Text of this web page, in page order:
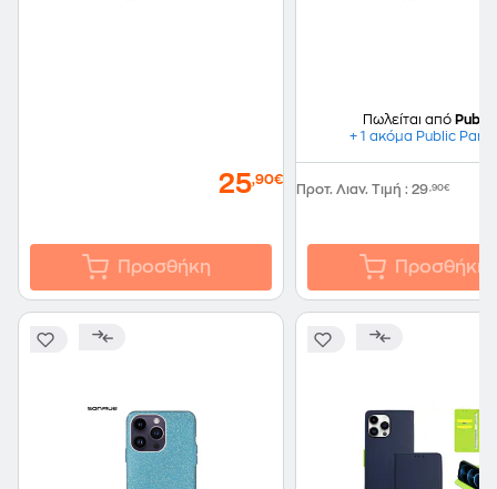
25,90€
Προσθήκη
Πωλείται από Public
+ 1 ακόμα Public
Προτ. Λιαν. Τιμή : 29,90€
Προσθήκη